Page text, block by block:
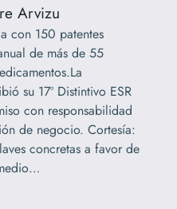
Arvizu
con 150 patentes
de más de 55
su 17º Distintivo ESR
con responsabilidad
de negocio. Cortesía:
concretas a favor de